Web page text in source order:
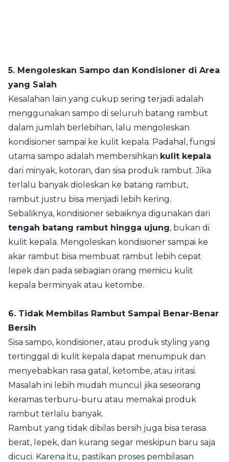
5. Mengoleskan Sampo dan Kondisioner di Area
yang Salah
Kesalahan lain yang cukup sering terjadi adalah
menggunakan sampo di seluruh batang rambut
dalam jumlah berlebihan, lalu mengoleskan
kondisioner sampai ke kulit kepala. Padahal, fungsi
utama sampo adalah membersihkan kulit kepala
dari minyak, kotoran, dan sisa produk rambut. Jika
terlalu banyak dioleskan ke batang rambut,
rambut justru bisa menjadi lebih kering.
Sebaliknya, kondisioner sebaiknya digunakan dari
tengah batang rambut hingga ujung, bukan di
kulit kepala. Mengoleskan kondisioner sampai ke
akar rambut bisa membuat rambut lebih cepat
lepek dan pada sebagian orang memicu kulit
kepala berminyak atau ketombe.
6. Tidak Membilas Rambut Sampai Benar-Benar
Bersih
Sisa sampo, kondisioner, atau produk styling yang
tertinggal di kulit kepala dapat menumpuk dan
menyebabkan rasa gatal, ketombe, atau iritasi.
Masalah ini lebih mudah muncul jika seseorang
keramas terburu-buru atau memakai produk
rambut terlalu banyak.
Rambut yang tidak dibilas bersih juga bisa terasa
berat, lepek, dan kurang segar meskipun baru saja
dicuci. Karena itu, pastikan proses pembilasan